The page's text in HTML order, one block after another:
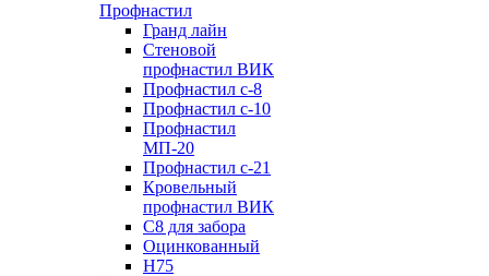
Профнастил
Гранд лайн
Стеновой
профнастил ВИК
Профнастил с-8
Профнастил с-10
Профнастил
МП-20
Профнастил с-21
Кровельный
профнастил ВИК
С8 для забора
Оцинкованный
Н75